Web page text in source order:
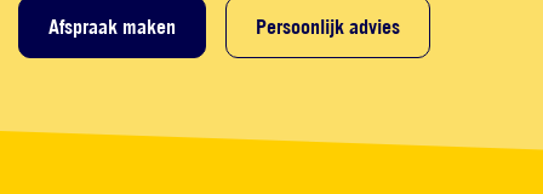
Afspraak maken Persoonlijk advies